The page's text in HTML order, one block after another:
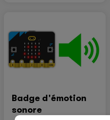
Badge d'émotion
sonore